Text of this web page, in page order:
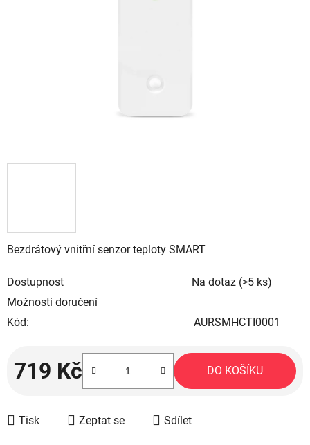
Bezdrátový vnitřní senzor teploty SMART
Dostupnost Na dotaz (>5 ks)
Možnosti doručení
Kód:
AURSMHCTI0001
719 Kč DO KOŠÍKU
Tisk Zeptat se Sdílet